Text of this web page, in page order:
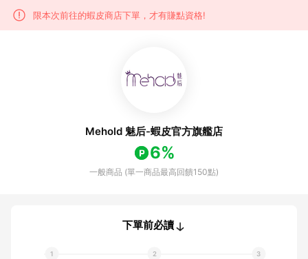
限本次前往的蝦皮商店下單，才有賺點資格!
Mehold 魅后-蝦皮官方旗艦店
6%
一般商品 (單一商品最高回饋150點)
下單前必讀